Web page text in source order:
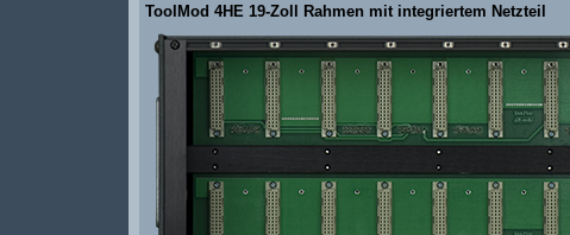
ToolMod 4HE 19-Zoll Rahmen mit integriertem Netzteil